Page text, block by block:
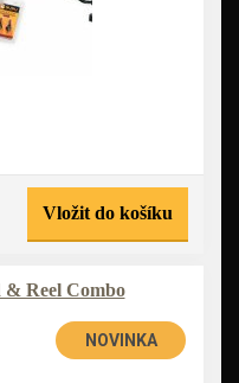
Vložit do košíku
Reel Combo
NOVINKA